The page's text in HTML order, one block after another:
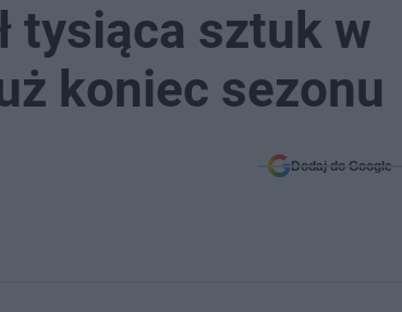
tysiąca sztuk w
koniec sezonu
Dodaj do Google